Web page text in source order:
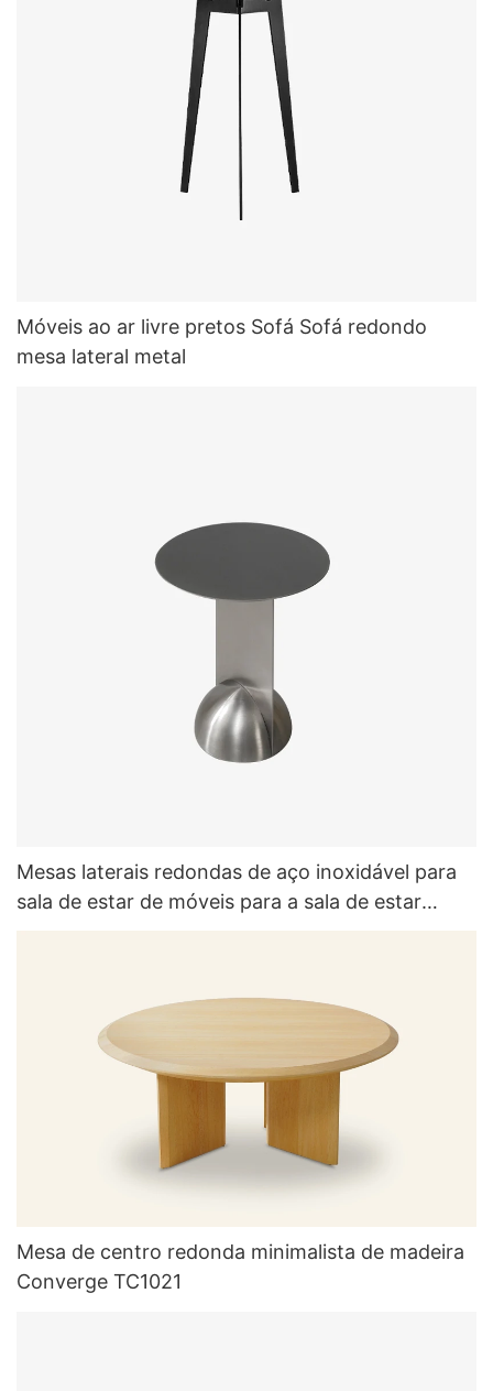
Móveis ao ar livre pretos Sofá Sofá redondo
mesa lateral metal
Mesas laterais redondas de aço inoxidável para
sala de estar de móveis para a sala de estar
Mesa de centro redonda minimalista de madeira
Converge TC1021